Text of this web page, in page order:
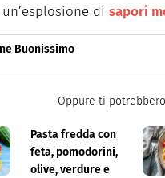
di sapori
Buonissimo
è il magazine di cucina di
passo passo.
Oppure ti
Pasta fredda con
feta, pomodorini,
olive, verdure e